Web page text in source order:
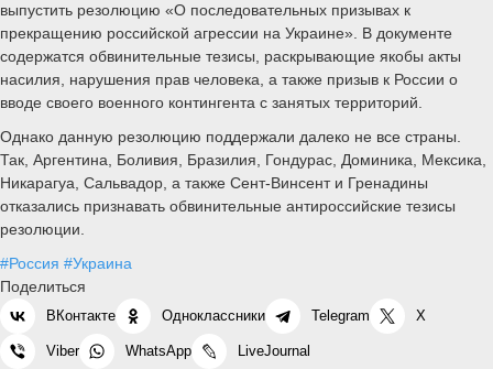
выпустить резолюцию «О последовательных призывах к
прекращению российской агрессии на Украине». В документе
содержатся обвинительные тезисы, раскрывающие якобы акты
насилия, нарушения прав человека, а также призыв к России о
вводе своего военного контингента с занятых территорий.
Однако данную резолюцию поддержали далеко не все страны.
Так, Аргентина, Боливия, Бразилия, Гондурас, Доминика, Мексика,
Никарагуа, Сальвадор, а также Сент-Винсент и Гренадины
отказались признавать обвинительные антироссийские тезисы
резолюции.
#Россия #Украина
Поделиться
ВКонтакте Одноклассники Telegram X
Viber WhatsApp LiveJournal